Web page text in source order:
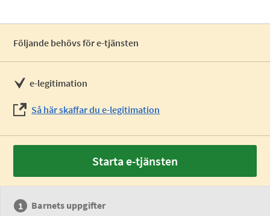
Följande behövs för e-tjänsten
e-legitimation
Så här skaffar du e-legitimation
Starta e-tjänsten
Barnets uppgifter